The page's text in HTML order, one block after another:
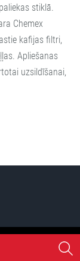
stiklā.
Chemex
kafijas filtri,
Apliešanas
uzsildīšanai,